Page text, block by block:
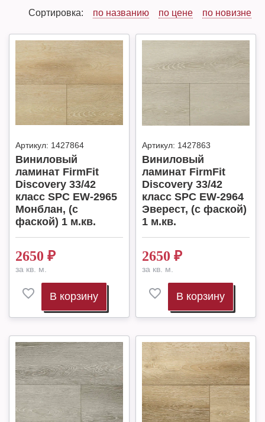
Сортировка: по названию по цене по новизне
Артикул: 1427864
Виниловый
ламинат FirmFit
Discovery 33/42
класс SPC EW-2965
Монблан, (с
фаской) 1 м.кв.
2650 ₽
за кв. м.
В корзину
Артикул: 1427863
Виниловый
ламинат FirmFit
Discovery 33/42
класс SPC EW-2964
Эверест, (с фаской)
1 м.кв.
2650 ₽
за кв. м.
В корзину